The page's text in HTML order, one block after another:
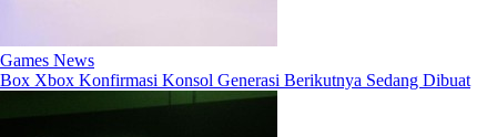
Games News
Box Xbox Konfirmasi Konsol Generasi Berikutnya Sedang Dibuat